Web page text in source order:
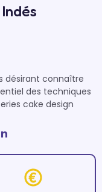
désirant connaître
des techniques
cake design